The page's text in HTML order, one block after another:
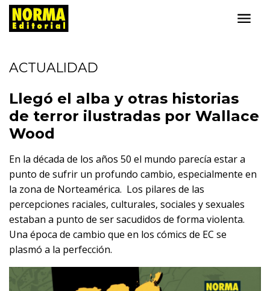
ACTUALIDAD
Llegó el alba y otras historias
de terror ilustradas por Wallace
Wood
En la década de los años 50 el mundo parecía estar a
punto de sufrir un profundo cambio, especialmente en
la zona de Norteamérica. Los pilares de las
percepciones raciales, culturales, sociales y sexuales
estaban a punto de ser sacudidos de forma violenta.
Una época de cambio que en los cómics de EC se
plasmó a la perfección.